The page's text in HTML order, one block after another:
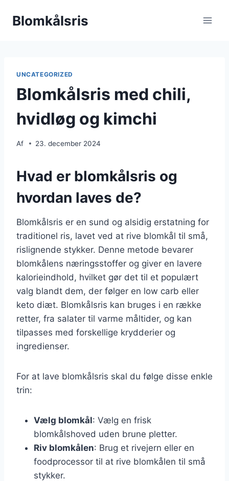
Blomkålsris
UNCATEGORIZED
Blomkålsris med chili,
hvidløg og kimchi
Af 23. december 2024
Hvad er blomkålsris og
hvordan laves de?
Blomkålsris er en sund og alsidig erstatning for
traditionel ris, lavet ved at rive blomkål til små,
rislignende stykker. Denne metode bevarer
blomkålens næringsstoffer og giver en lavere
kalorieindhold, hvilket gør det til et populært
valg blandt dem, der følger en low carb eller
keto diæt. Blomkålsris kan bruges i en række
retter, fra salater til varme måltider, og kan
tilpasses med forskellige krydderier og
ingredienser.
For at lave blomkålsris skal du følge disse enkle
trin:
Vælg blomkål: Vælg en frisk
blomkålshoved uden brune pletter.
Riv blomkålen: Brug et rivejern eller en
foodprocessor til at rive blomkålen til små
stykker.